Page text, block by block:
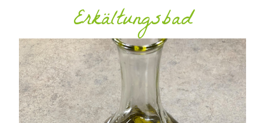
Erkältungsbad